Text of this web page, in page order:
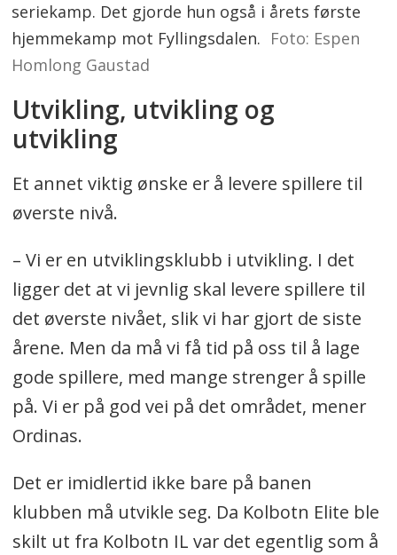
seriekamp. Det gjorde hun også i årets første
hjemmekamp mot Fyllingsdalen. Foto: Espen
Homlong Gaustad
Utvikling, utvikling og
utvikling
Et annet viktig ønske er å levere spillere til
øverste nivå.
– Vi er en utviklingsklubb i utvikling. I det
ligger det at vi jevnlig skal levere spillere til
det øverste nivået, slik vi har gjort de siste
årene. Men da må vi få tid på oss til å lage
gode spillere, med mange strenger å spille
på. Vi er på god vei på det området, mener
Ordinas.
Det er imidlertid ikke bare på banen
klubben må utvikle seg. Da Kolbotn Elite ble
skilt ut fra Kolbotn IL var det egentlig som å